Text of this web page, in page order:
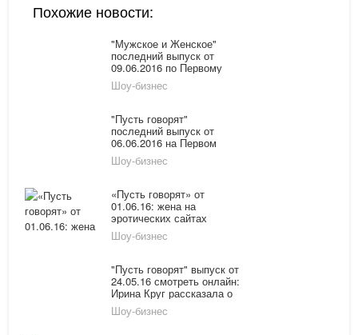
Похожие новости:
"Мужское и Женское"
последний выпуск от
09.06.2016 по Первому
каналу смотреть онлайн
Шоу-бизнес
"Пусть говорят"
последний выпуск от
06.06.2016 на Первом
канале смотреть онлайн
Шоу-бизнес
«Пусть говорят» от
01.06.16: жена на
эротических сайтах
знакомств, а муж
воспитывает ребенка
Шоу-бизнес
"Пусть говорят" выпуск от
24.05.16 смотреть онлайн:
Ирина Круг рассказала о
своей жизни и
переживаниях
Шоу-бизнес